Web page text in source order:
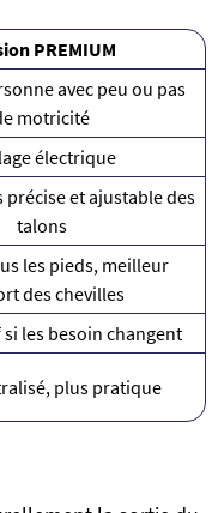
PREMIUM
avec peu ou pas
motricité
électrique
précise et ajustable des
talons
les pieds, meilleur
des chevilles
les besoin changent
plus pratique